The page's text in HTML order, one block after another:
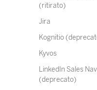
(ritirato)
Jira
Kognitio
Kyvos
LinkedIn Sales
(deprecato)